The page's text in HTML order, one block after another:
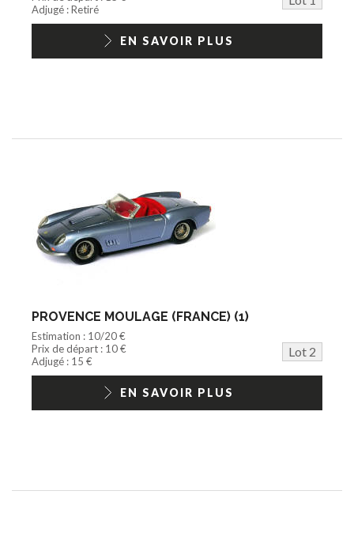
Jouets Fast Food
Trading cards
1/18ème moderne
Adjugé : Retiré
EN SAVOIR PLUS
PROVENCE MOULAGE (FRANCE) (1)
Estimation : 10/20 €
Prix de départ : 10 €
Lot 2
Adjugé : 15 €
EN SAVOIR PLUS